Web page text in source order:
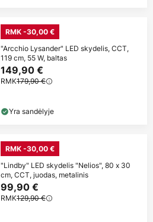
RMK -30,00 €
"Arcchio Lysander" LED skydelis, CCT,
119 cm, 55 W, baltas
149,90 €
RMK179,90 €
Yra sandėlyje
RMK -30,00 €
"Lindby" LED skydelis "Nelios", 80 x 30
cm, CCT, juodas, metalinis
99,90 €
RMK129,90 €